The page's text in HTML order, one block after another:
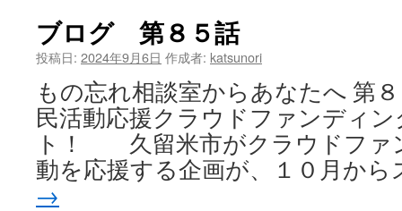
第
８
６
は
ブログ 第８５話
投稿日: 2024年9月6日 作成者: katsunori
もの忘れ相談室からあなたへ 第
民活動応援クラウドファンディ
ト！ 久留米市がクラウドファ
動を応援する企画が、１０月か
→